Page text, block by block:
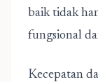
baik tidak
fungsional
Kecepatan